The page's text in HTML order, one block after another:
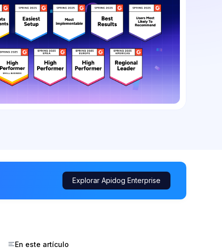
Explorar Apidog Enterprise
En este artículo